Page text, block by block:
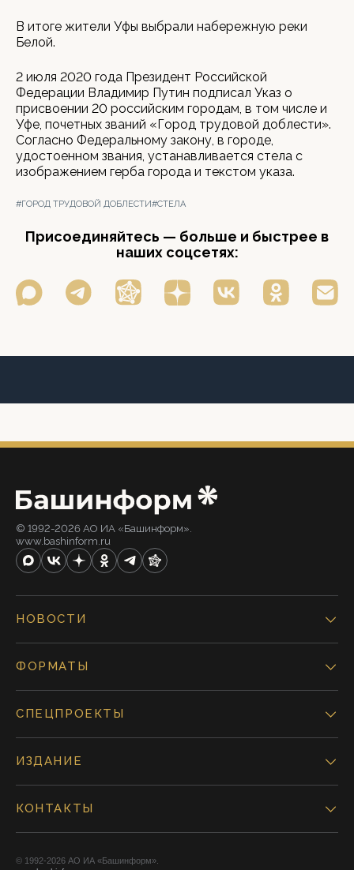
В итоге жители Уфы выбрали набережную реки
Белой.
2 июля 2020 года Президент Российской
Федерации Владимир Путин подписал Указ о
присвоении 20 российским городам, в том числе и
Уфе, почетных званий «Город трудовой доблести».
Согласно Федеральному закону, в городе,
удостоенном звания, устанавливается стела с
изображением герба города и текстом указа.
#ГОРОД ТРУДОВОЙ ДОБЛЕСТИ#СТЕЛА
Присоединяйтесь — больше и быстрее в
наших соцсетях:
© 1992-2026 АО ИА «Башинформ».
www.bashinform.ru
НОВОСТИ
ФОРМАТЫ
СПЕЦПРОЕКТЫ
ИЗДАНИЕ
КОНТАКТЫ
© 1992-2026 АО ИА «Башинформ».